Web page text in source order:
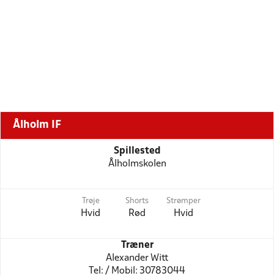
Ålholm IF
Spillested
Ålholmskolen
Trøje
Hvid
Shorts
Rød
Strømper
Hvid
Træner
Alexander Witt
Tel: / Mobil: 30783044